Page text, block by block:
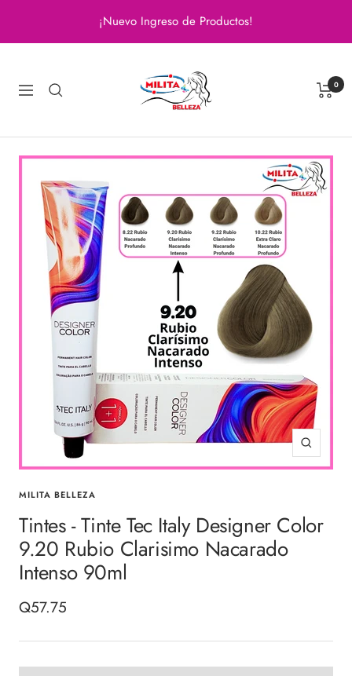
contenido
¡Nuevo Ingreso de Productos!
Navigación
Belleza
0
Zoom
MILITA BELLEZA
Tintes - Tinte Tec Italy Designer Color
9.20 Rubio Clarisimo Nacarado
Intenso 90ml
Precio
Q57.75